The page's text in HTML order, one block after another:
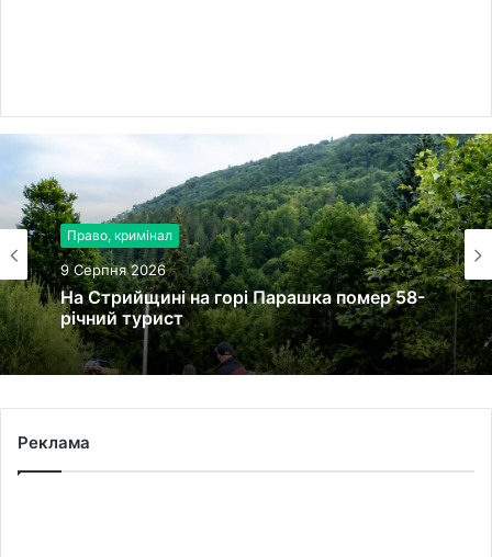
Право, кримінал
9 Серпня 2026
На Стрийщині на горі Парашка помер 58-
річний турист
Реклама